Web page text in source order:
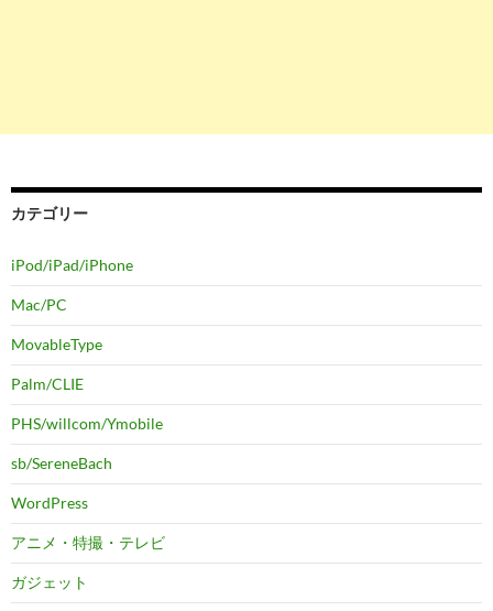
カテゴリー
iPod/iPad/iPhone
Mac/PC
MovableType
Palm/CLIE
PHS/willcom/Ymobile
sb/SereneBach
WordPress
アニメ・特撮・テレビ
ガジェット